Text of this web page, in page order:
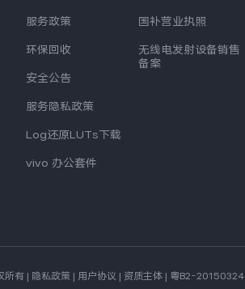
服务政策
环保回收
安全公告
服务隐私政策
Log还原LUTs下载
vivo 办公套件
国补营业执照
无线电发射设备销售
备案
所有 | 隐私政策 | 用户协议 | 资质主体 | 粤B2-20150324